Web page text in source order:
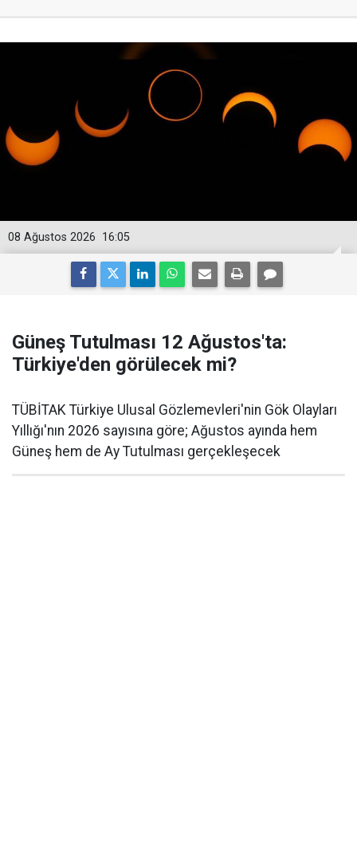
16:05
08 Ağustos 2026
Güneş Tutulması 12 Ağustos'ta:
Türkiye'den görülecek mi?
TÜBİTAK Türkiye Ulusal Gözlemevleri'nin Gök Olayları
Yıllığı'nın 2026 sayısına göre; Ağustos ayında hem
Güneş hem de Ay Tutulması gerçekleşecek